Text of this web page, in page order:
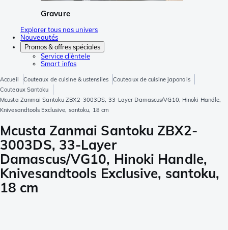
Gravure
Explorer tous nos univers
Nouveautés
Promos & offres spéciales
Service clièntele
Smart infos
Accueil Couteaux de cuisine & ustensiles
Couteaux de cuisine japonais
Couteaux Santoku
Mcusta Zanmai Santoku ZBX2-3003DS, 33-Layer Damascus/VG10, Hinoki Handle,
Knivesandtools Exclusive, santoku, 18 cm
Mcusta Zanmai Santoku ZBX2-
3003DS, 33-Layer
Damascus/VG10, Hinoki Handle,
Knivesandtools Exclusive, santoku,
18 cm